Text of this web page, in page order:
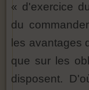
« d'exercice
du
les avantages
que sur les
disposent.